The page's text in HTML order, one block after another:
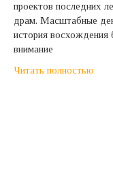
проектов последних
драм. Масштабные
история восхождения
внимание
Читать полностью